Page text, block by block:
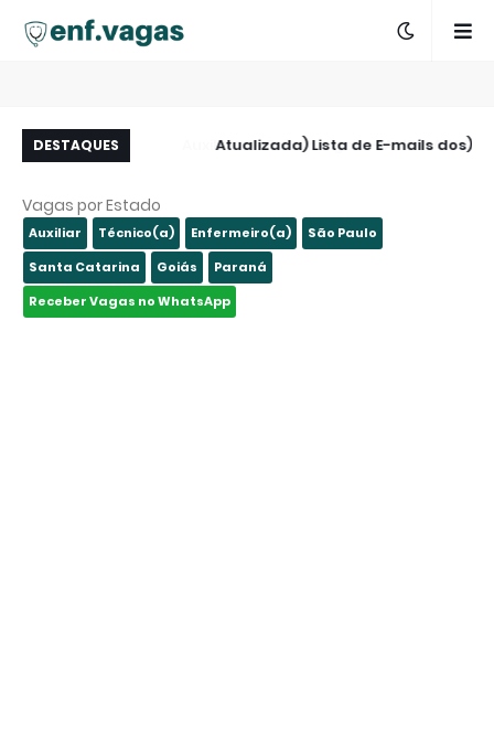
DESTAQUES
(Atualizada) Lista de E-mails dos
Leste - São
Vagas por Estado
Auxiliar Técnico(a) Enfermeiro(a)
São Paulo
Santa Catarina
Goiás
Paraná
Receber Vagas no WhatsApp